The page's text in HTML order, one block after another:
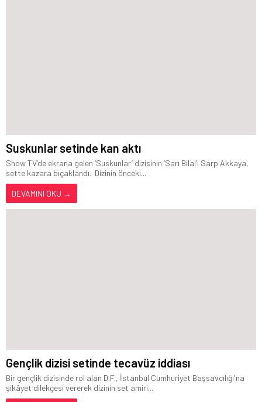
Suskunlar setinde kan aktı
Show TV’de ekrana gelen ‘Suskunlar’ dizisinin ‘Sarı Bilal’i Sarp Akkaya,
sette kazara bıçaklandı. Dizinin önceki...
DEVAMINI OKU →
Gençlik dizisi setinde tecavüz iddiası
Bir gençlik dizisinde rol alan D.F., İstanbul Cumhuriyet Başsavcılığı'na
şikâyet dilekçesi vererek dizinin set amiri...